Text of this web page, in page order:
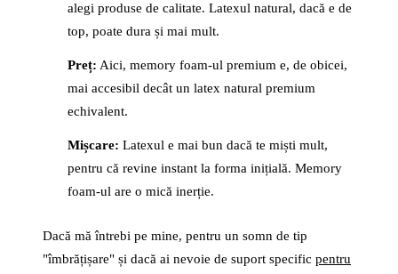
alegi produse de calitate. Latexul natural, dacă e de
top, poate dura și mai mult.
Preț: Aici, memory foam-ul premium e, de obicei,
mai accesibil decât un latex natural premium
echivalent.
Mișcare: Latexul e mai bun dacă te miști mult,
pentru că revine instant la forma inițială. Memory
foam-ul are o mică inerție.
Dacă mă întrebi pe mine, pentru un somn de tip
"îmbrățișare" și dacă ai nevoie de suport specific pentru